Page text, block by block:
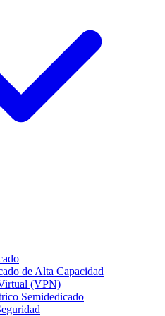
de Alta Capacidad
(VPN)
Semidedicado